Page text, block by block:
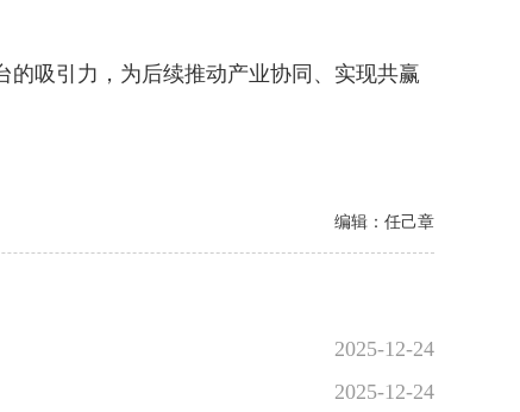
吸引力，为后续推动产业协同、实现共赢
编辑：任己章
2025-12-24
2025-12-24